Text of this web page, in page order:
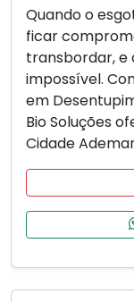
Quando o
ficar
transbordar, e
impossível.
em
Bio Soluções
Cidade